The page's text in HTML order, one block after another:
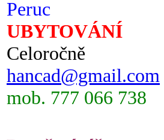
Peruc
UBYTOVÁNÍ
Celoročně
hancad@gmail.com
mob. 777 066 738